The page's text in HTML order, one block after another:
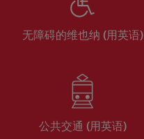
无障碍的维也纳 (用英语)
公共交通 (用英语)